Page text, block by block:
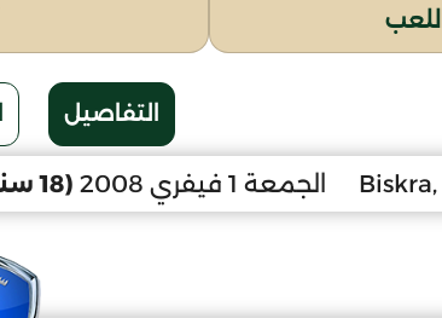
التفاصيل
الجمعة 1 فيفري 2008 (18 سنة)